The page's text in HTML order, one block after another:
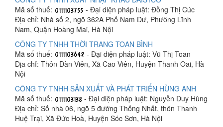
Mã số thuế:
- Đại diện pháp luật: Đồng Thị Cúc
Địa chỉ: Nhà số 2, ngõ 362A Phố Nam Dư, Phường Lĩnh
Nam, Quận Hoàng Mai, Hà Nội
CÔNG TY TNHH THỜI TRANG TOAN BÌNH
Mã số thuế:
- Đại diện pháp luật: Vũ Thị Toan
Địa chỉ: Thôn Đàn Viên, Xã Cao Viên, Huyện Thanh Oai, Hà
Nội
CÔNG TY TNHH SẢN XUẤT VÀ PHÁT TRIỂN HÙNG ANH
Mã số thuế:
- Đại diện pháp luật: Nguyễn Duy Hùng
Địa chỉ: Số nhà 06, ngõ 5 đường Thống Nhất, thôn Thanh
Huệ Trại, Xã Đức Hoà, Huyện Sóc Sơn, Hà Nội